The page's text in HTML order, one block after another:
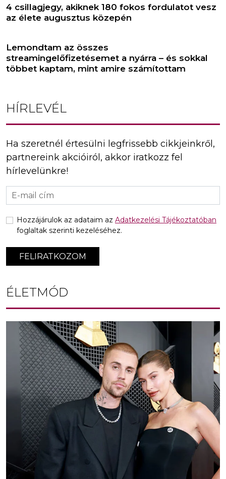
4 csillagjegy, akiknek 180 fokos fordulatot vesz
az élete augusztus közepén
Lemondtam az összes
streamingelőfizetésemet a nyárra – és sokkal
többet kaptam, mint amire számítottam
HÍRLEVÉL
Ha szeretnél értesülni legfrissebb cikkjeinkről,
partnereink akcióiról, akkor iratkozz fel
hírlevelünkre!
FELIRATKOZOM
Hozzájárulok az adataim az Adatkezelési Tájékoztatóban
foglaltak szerinti kezeléséhez.
ÉLETMÓD